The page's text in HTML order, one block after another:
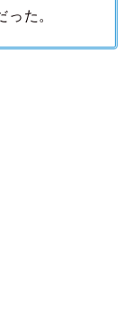
た。